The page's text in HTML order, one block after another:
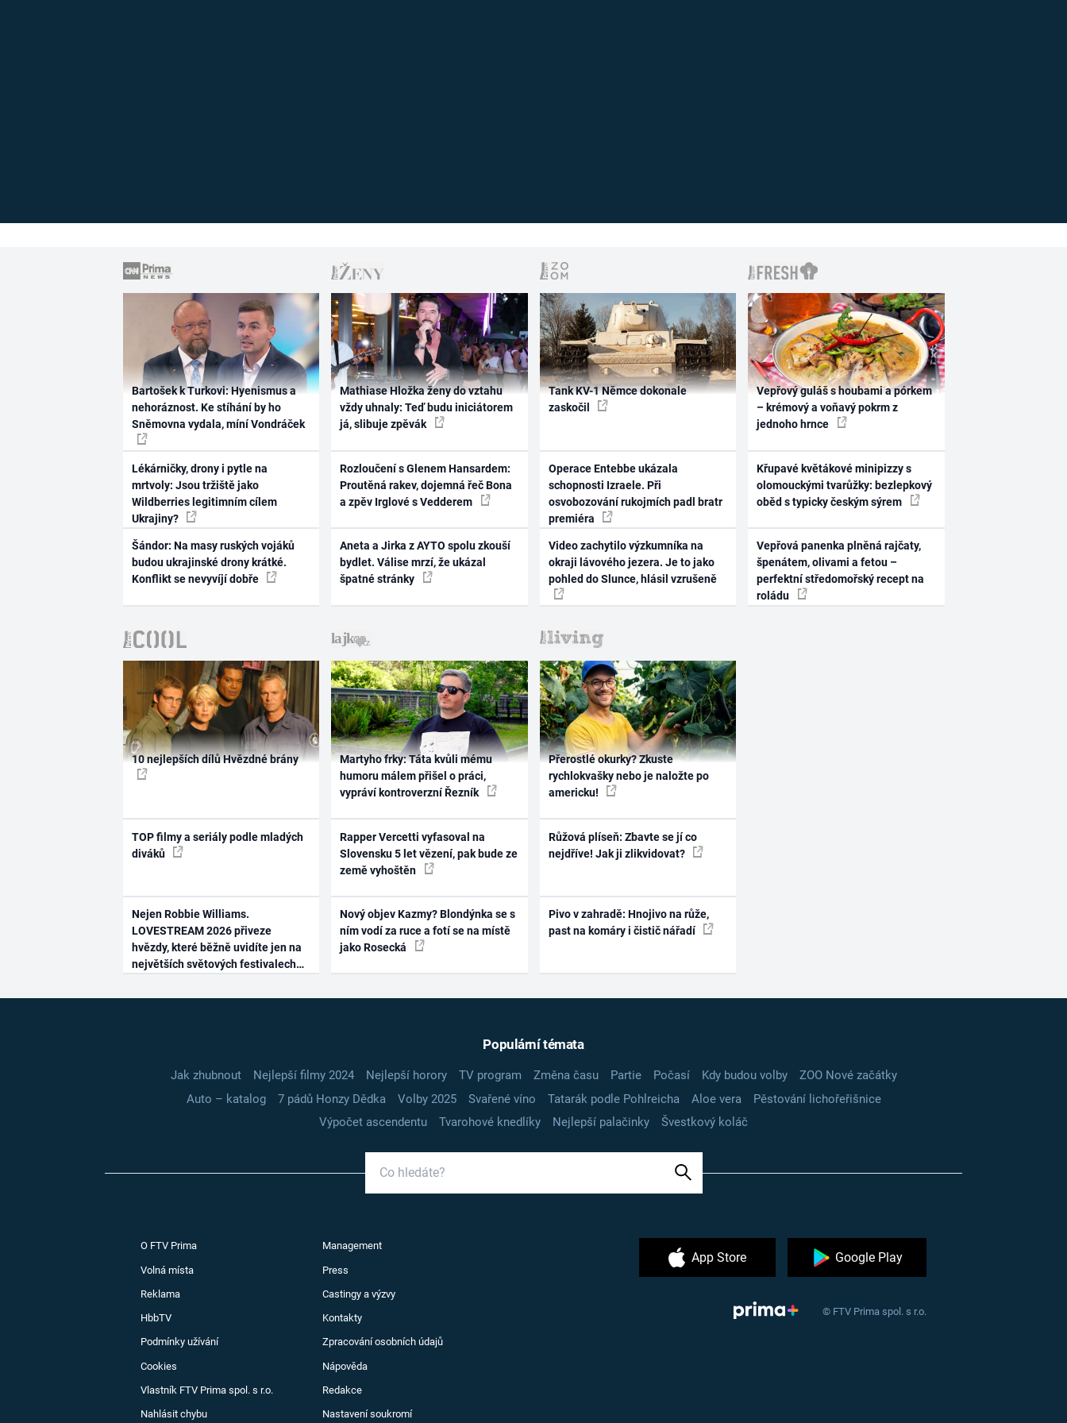
Bartošek k Turkovi: Hyenismus a
nehoráznost. Ke stíhání by ho
Sněmovna vydala, míní Vondráček
Lékárničky, drony i pytle na
mrtvoly: Jsou tržiště jako
Wildberries legitimním cílem
Ukrajiny?
Šándor: Na masy ruských vojáků
budou ukrajinské drony krátké.
Konflikt se nevyvíjí dobře
Mathiase Hložka ženy do vztahu
vždy uhnaly: Teď budu iniciátorem
já, slibuje zpěvák
Rozloučení s Glenem Hansardem:
Proutěná rakev, dojemná řeč Bona
a zpěv Irglové s Vedderem
Aneta a Jirka z AYTO spolu zkouší
bydlet. Válise mrzí, že ukázal
špatné stránky
Tank KV-1 Němce dokonale
zaskočil
Operace Entebbe ukázala
schopnosti Izraele. Při
osvobozování rukojmích padl bratr
premiéra
Video zachytilo výzkumníka na
okraji lávového jezera. Je to jako
pohled do Slunce, hlásil vzrušeně
Vepřový guláš s houbami a pórkem
– krémový a voňavý pokrm z
jednoho hrnce
Křupavé květákové minipizzy s
olomouckými tvarůžky: bezlepkový
oběd s typicky českým sýrem
Vepřová panenka plněná rajčaty,
špenátem, olivami a fetou –
perfektní středomořský recept na
roládu
10 nejlepších dílů Hvězdné brány
TOP filmy a seriály podle mladých
diváků
Nejen Robbie Williams.
LOVESTREAM 2026 přiveze
hvězdy, které běžně uvidíte jen na
největších světových festivalech
Martyho frky: Táta kvůli mému
humoru málem přišel o práci,
vypráví kontroverzní Řezník
Rapper Vercetti vyfasoval na
Slovensku 5 let vězení, pak bude ze
země vyhoštěn
Nový objev Kazmy? Blondýnka se s
ním vodí za ruce a fotí se na místě
jako Rosecká
Přerostlé okurky? Zkuste
rychlokvašky nebo je naložte po
americku!
Růžová plíseň: Zbavte se jí co
nejdříve! Jak ji zlikvidovat?
Pivo v zahradě: Hnojivo na růže,
past na komáry i čistič nářadí
Populární témata
Jak zhubnout Nejlepší filmy 2024 Nejlepší horory TV program Změna času Partie Počasí Kdy budou volby
ZOO Nové začátky
Auto – katalog
7 pádů Honzy Dědka Volby 2025 Svařené víno Tatarák podle Pohlreicha Aloe vera
Pěstování lichořeřišnice
Výpočet ascendentu
Tvarohové knedlíky Nejlepší palačinky Švestkový koláč
O FTV Prima Management
Volná místa Press
Reklama Castingy a výzvy
HbbTV Kontakty
Podmínky užívání Zpracování osobních údajů
Cookies Nápověda
Vlastník FTV Prima spol. s r.o. Redakce
Nahlásit chybu Nastavení soukromí
App Store Google Play
© FTV Prima spol. s r.o.